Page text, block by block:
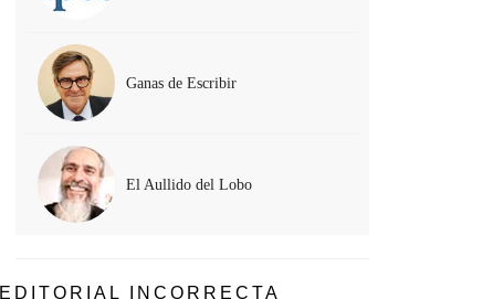
Ganas de Escribir
El Aullido del Lobo
EDITORIAL INCORRECTA